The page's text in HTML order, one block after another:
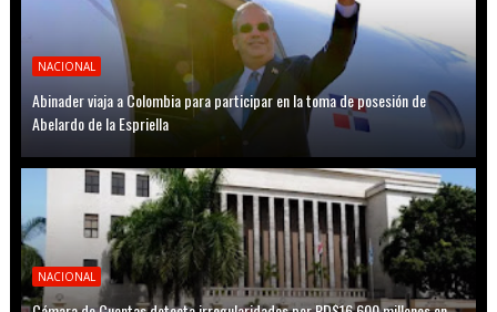
NACIONAL
Abinader viaja a Colombia para participar en la toma de posesión de
Abelardo de la Espriella
NACIONAL